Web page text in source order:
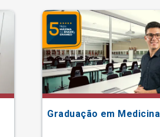
Graduação em Medicina